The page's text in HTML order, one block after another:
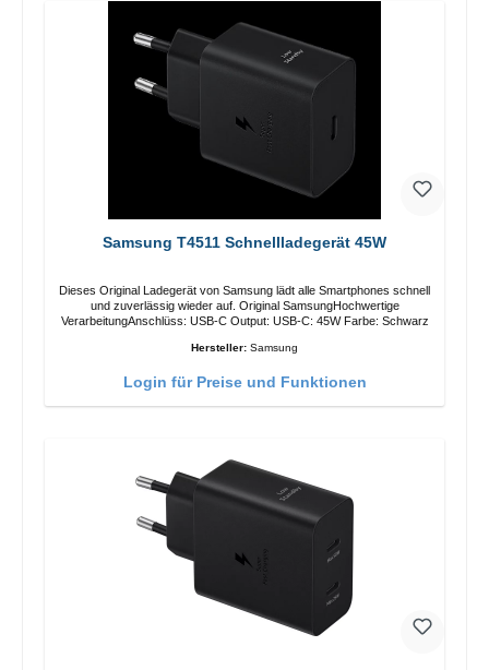
Samsung T4511 Schnellladegerät 45W
Dieses Original Ladegerät von Samsung lädt alle Smartphones schnell
und zuverlässig wieder auf. Original SamsungHochwertige
VerarbeitungAnschlüss: USB-C Output: USB-C: 45W Farbe: Schwarz
Hersteller: Samsung
Login für Preise und Funktionen